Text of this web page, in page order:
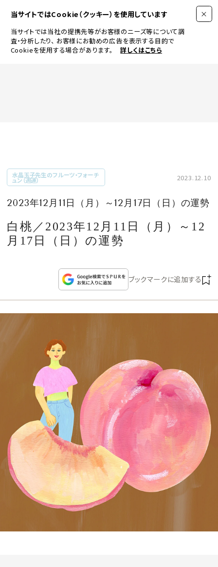
当サイトではCookie（クッキー）を使用しています
当サイトでは当社の提携先等がお客様のニーズ等について調
査・分析したり、 お客様にお勧めの広告を表示する目的で
Cookieを使用する場合があります。
詳しくはこちら
JEWELRY & WATCH
CULTURE
COLLECTION
WEDDING
FORTUNE
MAGAZINE
会員登録
Log in or Sign up
SPUR読者のためのメンバーシッププログラム
「The SPUR Club」。便利な機能と特典を無料で楽し
水晶玉子先生のフルーツ・フォーチ
ュン（週運） 2023.12.10
2023年12月11日（月）～12月17日（日）の運勢
白桃／2023年12月11日（月）～12
月17日（日）の運勢
ブックマークに追加する